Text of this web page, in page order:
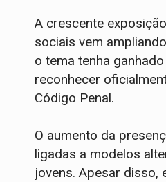
A crescente
sociais vem
o tema tenha
reconhecer
Código Penal.
O aumento da
ligadas a modelos
jovens. Apesar disso,